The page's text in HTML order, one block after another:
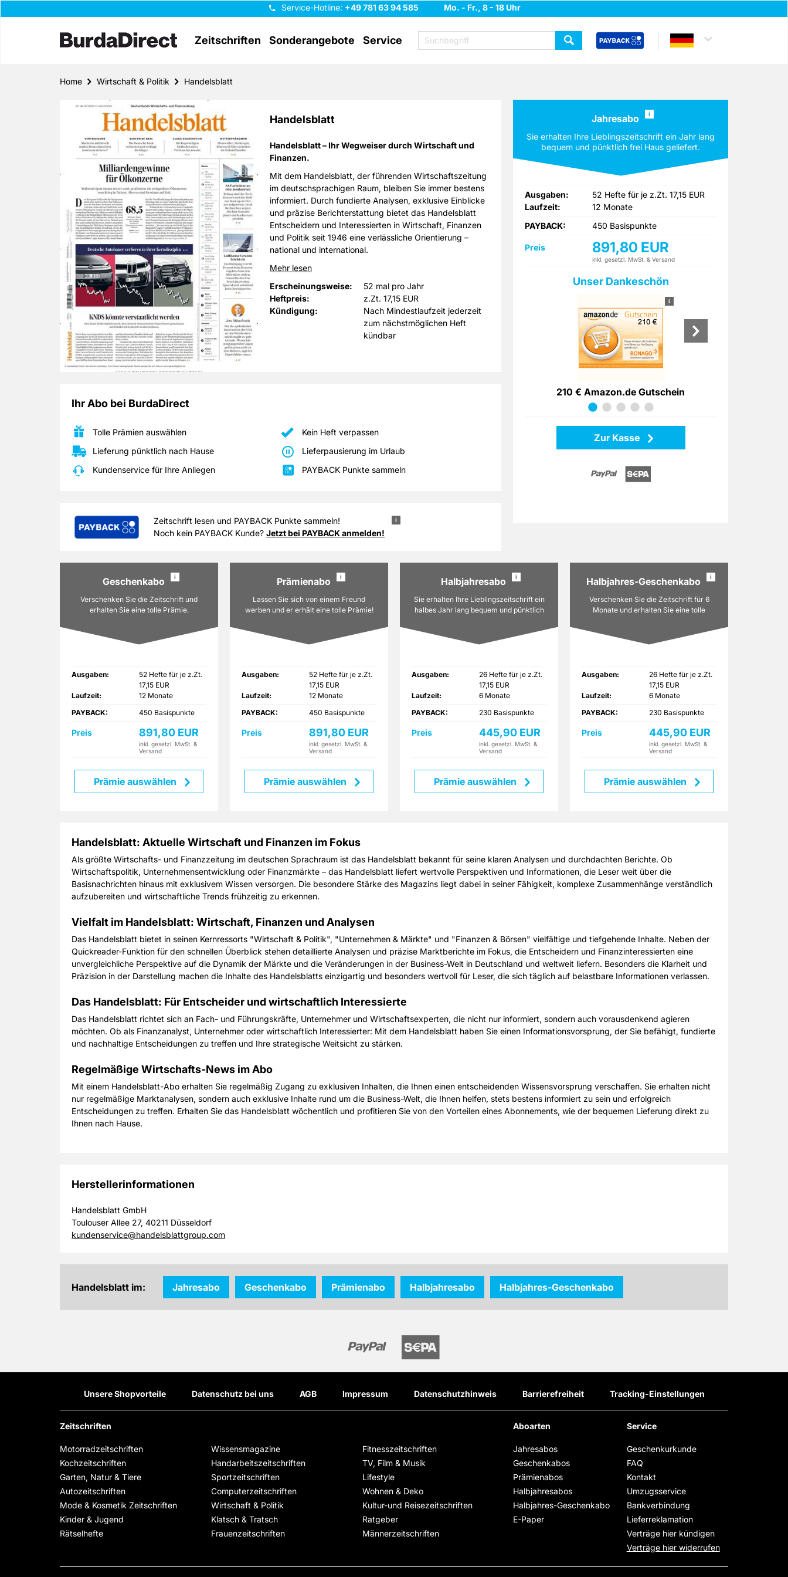
Service-Hotline: +49 781 63 94 585 Mo. - Fr., 8 - 18 Uhr
Zeitschriften Sonderangebote Service
Home Wirtschaft & Politik Handelsblatt
Handelsblatt
Handelsblatt – Ihr Wegweiser durch Wirtschaft und
Finanzen.
Mit dem Handelsblatt, der führenden Wirtschaftszeitung
im deutschsprachigen Raum, bleiben Sie immer bestens
informiert. Durch fundierte Analysen, exklusive Einblicke
und präzise Berichterstattung bietet das Handelsblatt
Entscheidern und Interessierten in Wirtschaft, Finanzen
und Politik seit 1946 eine verlässliche Orientierung –
national und international.
Mehr lesen
Erscheinungsweise:
52 mal pro Jahr
Heftpreis:
z.Zt. 17,15 EUR
Kündigung:
Nach Mindestlaufzeit jederzeit
zum nächstmöglichen Heft
kündbar
Jahresabo i
Sie erhalten Ihre Lieblingszeitschrift ein Jahr lang
bequem und pünktlich frei Haus geliefert.
Ausgaben:
52 Hefte für je z.Zt. 17,15 EUR
Laufzeit:
12 Monate
PAYBACK:
450 Basispunkte
Preis 891,80 EUR
inkl. gesetzl. MwSt. & Versand
Unser Dankeschön
i
210 € Amazon.de Gutschein
Zur Kasse
Ihr Abo bei BurdaDirect
Tolle Prämien auswählen
Kein Heft verpassen
Lieferung pünktlich nach Hause
Lieferpausierung im Urlaub
Kundenservice für Ihre Anliegen
PAYBACK Punkte sammeln
i
Zeitschrift lesen und PAYBACK Punkte sammeln!
Noch kein PAYBACK Kunde? Jetzt bei PAYBACK anmelden!
Die Eingabe Ihrer zehnstelligen Nummer muss ohne Leer- oder Sonderzeichen erfolgen. Nach abgeschlossener
Bestellung, wird Ihrem PAYBACK Konto wenig später je 2€ Umsatz ein Punkt gutgeschrieben.
Zurück
Geschenkabo i
Verschenken Sie die Zeitschrift und
erhalten Sie eine tolle Prämie.
Ausgaben:
52 Hefte für je z.Zt.
17,15 EUR
Laufzeit:
12 Monate
PAYBACK:
450 Basispunkte
Preis 891,80 EUR
inkl. gesetzl. MwSt. &
Versand
Prämie auswählen
Prämienabo i
Lassen Sie sich von einem Freund
werben und er erhält eine tolle Prämie!
Ausgaben:
52 Hefte für je z.Zt.
17,15 EUR
Laufzeit:
12 Monate
PAYBACK:
450 Basispunkte
Preis 891,80 EUR
inkl. gesetzl. MwSt. &
Versand
Prämie auswählen
Halbjahresabo i
Sie erhalten Ihre Lieblingszeitschrift ein
halbes Jahr lang bequem und pünktlich
Ausgaben:
26 Hefte für je z.Zt.
17,15 EUR
Laufzeit:
6 Monate
PAYBACK:
230 Basispunkte
Preis 445,90 EUR
inkl. gesetzl. MwSt. &
Versand
Prämie auswählen
Halbjahres-Geschenkabo i
Verschenken Sie die Zeitschrift für 6
Monate und erhalten Sie eine tolle
Ausgaben:
26 Hefte für je z.Zt.
17,15 EUR
Laufzeit:
6 Monate
PAYBACK:
230 Basispunkte
Preis 445,90 EUR
inkl. gesetzl. MwSt. &
Versand
Prämie auswählen
Handelsblatt: Aktuelle Wirtschaft und Finanzen im Fokus
Als größte Wirtschafts- und Finanzzeitung im deutschen Sprachraum ist das Handelsblatt bekannt für seine klaren Analysen und durchdachten Berichte. Ob
Wirtschaftspolitik, Unternehmensentwicklung oder Finanzmärkte – das Handelsblatt liefert wertvolle Perspektiven und Informationen, die Leser weit über die
Basisnachrichten hinaus mit exklusivem Wissen versorgen. Die besondere Stärke des Magazins liegt dabei in seiner Fähigkeit, komplexe Zusammenhänge verständlich
aufzubereiten und wirtschaftliche Trends frühzeitig zu erkennen.
Vielfalt im Handelsblatt: Wirtschaft, Finanzen und Analysen
Das Handelsblatt bietet in seinen Kernressorts "Wirtschaft & Politik", "Unternehmen & Märkte" und "Finanzen & Börsen" vielfältige und tiefgehende Inhalte. Neben der
Quickreader-Funktion für den schnellen Überblick stehen detaillierte Analysen und präzise Marktberichte im Fokus, die Entscheidern und Finanzinteressierten eine
unvergleichliche Perspektive auf die Dynamik der Märkte und die Veränderungen in der Business-Welt in Deutschland und weltweit liefern. Besonders die Klarheit und
Präzision in der Darstellung machen die Inhalte des Handelsblatts einzigartig und besonders wertvoll für Leser, die sich täglich auf belastbare Informationen verlassen.
Das Handelsblatt: Für Entscheider und wirtschaftlich Interessierte
Das Handelsblatt richtet sich an Fach- und Führungskräfte, Unternehmer und Wirtschaftsexperten, die nicht nur informiert, sondern auch vorausdenkend agieren
möchten. Ob als Finanzanalyst, Unternehmer oder wirtschaftlich Interessierter: Mit dem Handelsblatt haben Sie einen Informationsvorsprung, der Sie befähigt, fundierte
und nachhaltige Entscheidungen zu treffen und Ihre strategische Weitsicht zu stärken.
Regelmäßige Wirtschafts-News im Abo
Mit einem Handelsblatt-Abo erhalten Sie regelmäßig Zugang zu exklusiven Inhalten, die Ihnen einen entscheidenden Wissensvorsprung verschaffen. Sie erhalten nicht
nur regelmäßige Marktanalysen, sondern auch exklusive Inhalte rund um die Business-Welt, die Ihnen helfen, stets bestens informiert zu sein und erfolgreich
Entscheidungen zu treffen. Erhalten Sie das Handelsblatt wöchentlich und profitieren Sie von den Vorteilen eines Abonnements, wie der bequemen Lieferung direkt zu
Ihnen nach Hause.
Herstellerinformationen
Handelsblatt GmbH
Toulouser Allee 27, 40211 Düsseldorf
kundenservice@handelsblattgroup.com
Handelsblatt im: Jahresabo Geschenkabo Prämienabo Halbjahresabo Halbjahres-Geschenkabo
Unsere Shopvorteile Datenschutz bei uns AGB Impressum Datenschutzhinweis Barrierefreiheit Tracking-Einstellungen
Zeitschriften
Motorradzeitschriften Wissensmagazine
Fitnesszeitschriften
Kochzeitschriften
Handarbeitszeitschriften
TV, Film & Musik
Garten, Natur & Tiere
Sportzeitschriften
Lifestyle
Autozeitschriften
Computerzeitschriften
Wohnen & Deko
Mode & Kosmetik Zeitschriften
Wirtschaft & Politik
Kultur-und Reisezeitschriften
Kinder & Jugend
Klatsch & Tratsch
Ratgeber
Rätselhefte
Frauenzeitschriften Männerzeitschriften
Aboarten
Jahresabos
Geschenkabos
Prämienabos
Halbjahresabos
Halbjahres-Geschenkabo
E-Paper
Service
Geschenkurkunde
FAQ
Kontakt
Umzugsservice
Bankverbindung
Lieferreklamation
Verträge hier kündigen
Verträge hier widerrufen